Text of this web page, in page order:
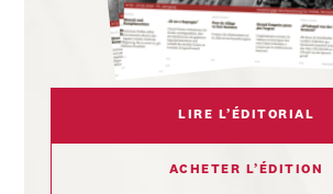
LIRE L’ÉDITORIAL
ACHETER L’ÉDITION